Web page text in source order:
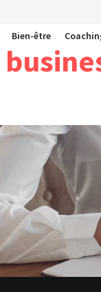
Bien-être